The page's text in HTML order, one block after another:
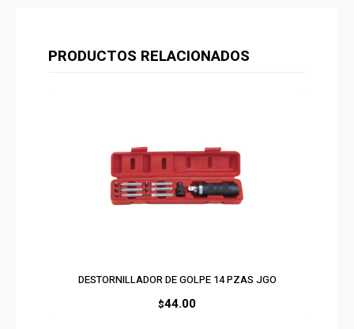
PRODUCTOS RELACIONADOS
DESTORNILLADOR DE GOLPE 14 PZAS JGO
$44.00